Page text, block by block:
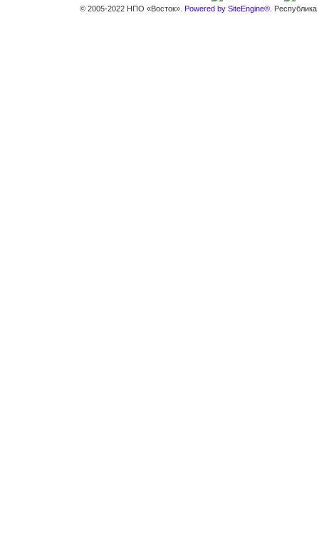
© 2005-2022 НПО «Восток». Powered by SiteEngine®.